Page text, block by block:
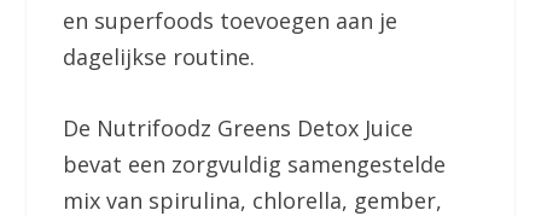
en superfoods toevoegen aan je
dagelijkse routine.
De Nutrifoodz Greens Detox Juice
bevat een zorgvuldig samengestelde
mix van spirulina, chlorella, gember,